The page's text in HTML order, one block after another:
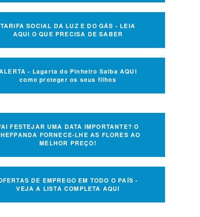
TARIFA SOCIAL DA LUZ E DO GÁS - LEIA
AQUI O QUE PRECISA DE SABER
- Lagarta do Pinheiro Saiba AQUI
como proteger os seus filhos
FESTEJAR UMA DATA IMPORTANTE? O
FORNECE-LHE AS FLORES AO
MELHOR PREÇO!
DE EMPREGO EM TODO O PAÍS -
VEJA A LISTA COMPLETA AQUI